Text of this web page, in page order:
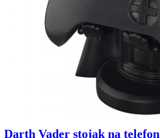
Darth Vader stojak na telefon